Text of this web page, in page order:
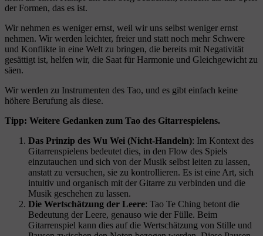
der Formen, das es ist.
Wir nehmen es weniger ernst, weil wir uns selbst weniger ernst
nehmen. Wir werden leichter, freier und statt noch mehr Schwere
und Konflikte in eine Welt zu bringen, die bereits mit Negativität
gesättigt ist, helfen wir, die Saat für Harmonie und Gleichgewicht zu
säen.
Wir werden zu Instrumenten des Tao, und es gibt einfach keine
höhere Berufung als diese.
Tipp: Weitere Gedanken zum Tao des Gitarrespielens.
Das Prinzip des Wu Wei (Nicht-Handeln): Im Kontext des
Gitarrenspielens bedeutet dies, in den Flow des Spiels
einzutauchen und sich von der Musik selbst leiten zu lassen,
anstatt zu versuchen, sie zu kontrollieren. Es ist eine Art, sich
intuitiv und organisch mit der Gitarre zu verbinden und die
Musik geschehen zu lassen.
Die Wertschätzung der Leere: Tao Te Ching betont die
Bedeutung der Leere, genauso wie der Fülle. Beim
Gitarrenspiel kann dies auf die Wertschätzung von Stille und